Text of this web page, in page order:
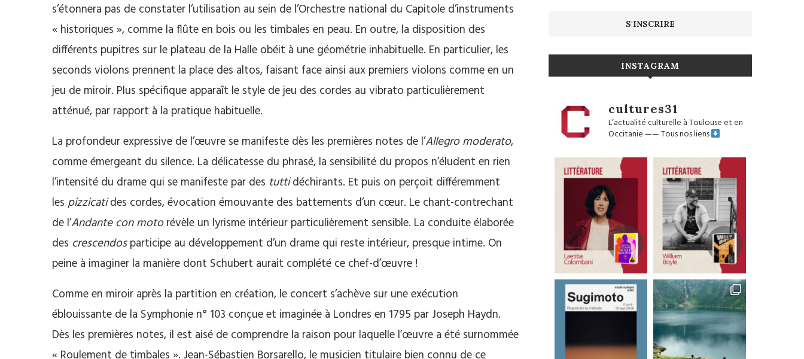
s’étonnera pas de constater l’utilisation au sein de l’Orchestre national du Capitole d’instruments
« historiques », comme la flûte en bois ou les timbales en peau. En outre, la disposition des
différents pupitres sur le plateau de la Halle obéit à une géométrie inhabituelle. En particulier, les
seconds violons prennent la place des altos, faisant face ainsi aux premiers violons comme en un
jeu de miroir. Plus spécifique apparaît le style de jeu des cordes au vibrato particulièrement
atténué, par rapport à la pratique habituelle.
La profondeur expressive de l’œuvre se manifeste dès les premières notes de l’Allegro moderato,
comme émergeant du silence. La délicatesse du phrasé, la sensibilité du propos n’éludent en rien
l’intensité du drame qui se manifeste par des tuttidéchirants. Et puis on perçoit différemment
les pizzicatides cordes, évocation émouvante des battements d’un cœur. Le chant-contrechant
de l’Andante con motorévèle un lyrisme intérieur particulièrement sensible. La conduite élaborée
des crescendosparticipe au développement d’un drame qui reste intérieur, presque intime. On
peine à imaginer la manière dont Schubert aurait complété ce chef-d’œuvre !
Comme en miroir après la partition en création, le concert s’achève sur une exécution
éblouissante de la Symphonie n° 103 conçue et imaginée à Londres en 1795 par Joseph Haydn.
Dès les premières notes, il est aisé de comprendre la raison pour laquelle l’œuvre a été surnommée
INSTAGRAM
cultures31
L’actualité culturelle à Toulouse et en
Occitanie——Tous nos liens